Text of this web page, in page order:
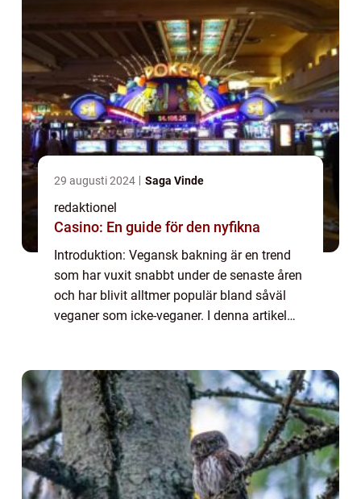
29 augusti 2024 Saga Vinde
redaktionel
Casino: En guide för den nyfikna
Introduktion: Vegansk bakning är en trend
som har vuxit snabbt under de senaste åren
och har blivit alltmer populär bland såväl
veganer som icke-veganer. I denna artikel